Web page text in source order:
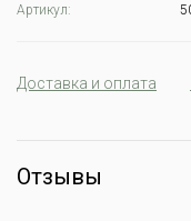
Артикул:
Доставка и оплата
Отзывы